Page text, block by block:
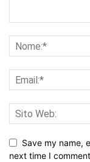
Save my name,
next time I